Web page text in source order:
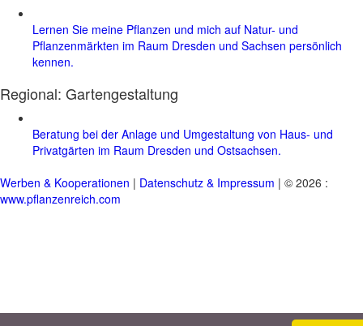
Lernen Sie meine Pflanzen und mich auf Natur- und
Pflanzenmärkten im Raum Dresden und Sachsen persönlich
kennen.
Regional: Gartengestaltung
Beratung bei der Anlage und Umgestaltung von Haus- und
Privatgärten im Raum Dresden und Ostsachsen.
Werben & Kooperationen | Datenschutz & Impressum | © 2026 :
www.pflanzenreich.com